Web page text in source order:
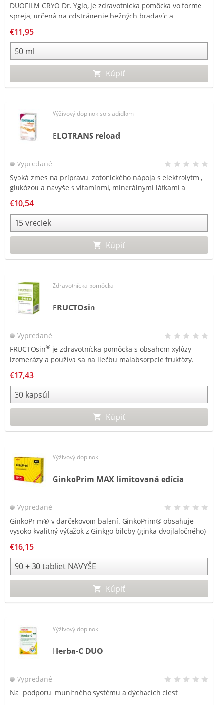
DUOFILM CRYO Dr. Yglo, je zdravotnícka pomôcka vo forme
spreja, určená na odstránenie bežných bradavíc a
€11,95
Kúpiť
Výživový doplnok so sladidlom
ELOTRANS reload
Vypredané
Sypká zmes na prípravu izotonického nápoja s elektrolytmi,
glukózou a navyše s vitamínmi, minerálnymi látkami a
rehydratáciu tela.
€10,54
Kúpiť
Zdravotnícka pomôcka
FRUCTOsin
Vypredané
FRUCTOsin® je zdravotnícka pomôcka s obsahom xylózy
izomerázy a používa sa na liečbu malabsorpcie fruktózy.
glukózu, a tým zabraňuje/zmierňuje príznaky malabsorpcie
fruktózy.
€17,43
Kúpiť
Výživový doplnok
GinkoPrim MAX limitovaná edícia
Vypredané
GinkoPrim® v darčekovom balení. GinkoPrim® obsahuje
vysoko kvalitný výťažok z Ginkgo biloby (ginka dvojlaločného)
€16,15
Kúpiť
Výživový doplnok
Herba-C DUO
Vypredané
Na podporu imunitného systému a dýchacích ciest